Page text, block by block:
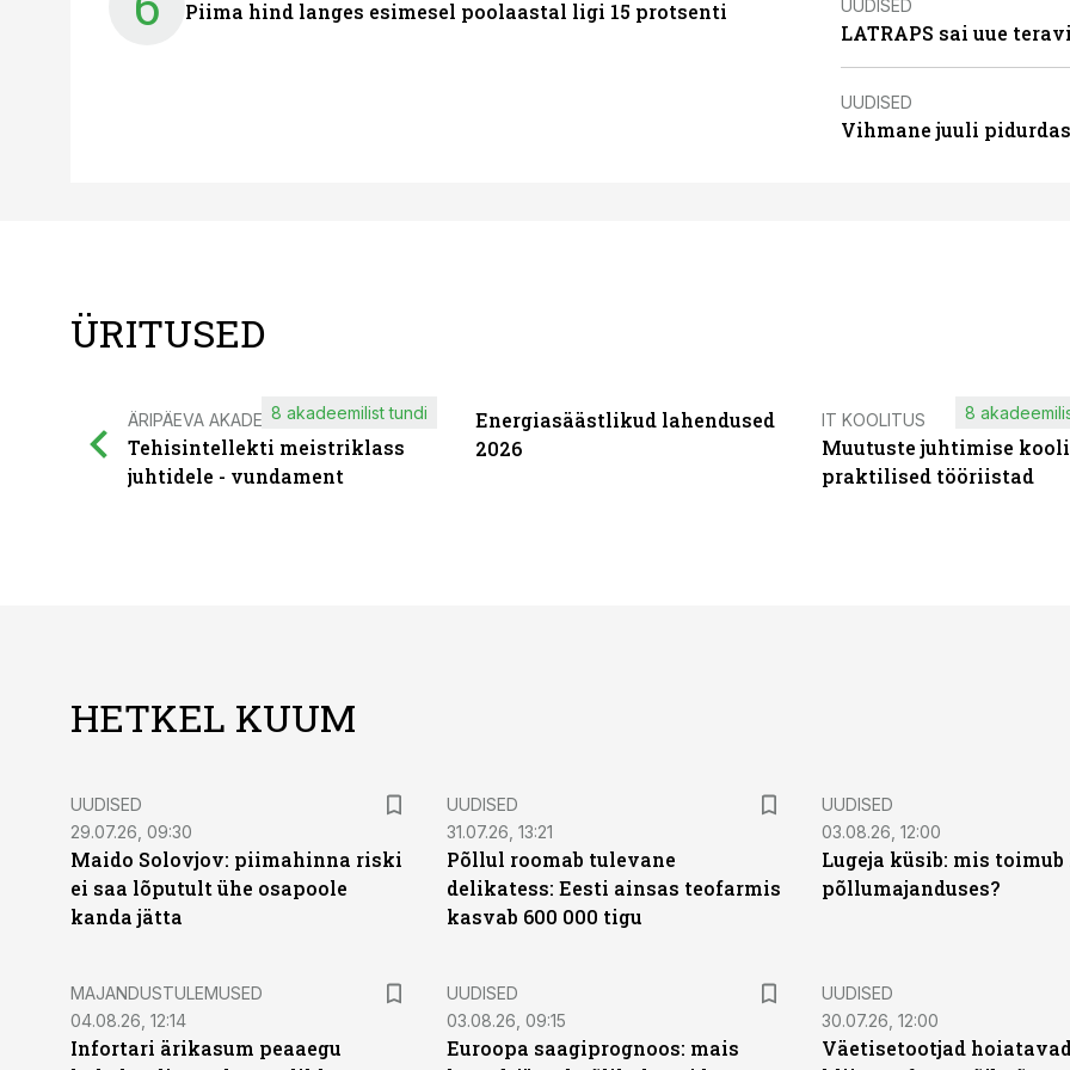
Piima hind langes esimesel poolaastal ligi 15 protsenti UUDISED
LATRAPS sai uue
UUDISED
Vihmane juuli
ÜRITUSED
ÄRIPÄEVA AKADEEMIA
Tehisintellekti meistriklass
juhtidele - vundament
8 akadeemilist tundi
Energiasäästlikud lahendused
2026
IT KOOLITUS
Muutuste juhtimise
praktilised tööriistad
8
HETKEL KUUM
UUDISED
29.07.26, 09:30
Maido Solovjov: piimahinna riski
ei saa lõputult ühe osapoole
kanda jätta
UUDISED
31.07.26, 13:21
Põllul roomab tulevane
delikatess: Eesti ainsas teofarmis
kasvab 600 000 tigu
UUDISED
03.08.26, 12:00
Lugeja küsib: mis
põllumajanduses?
MAJANDUSTULEMUSED
04.08.26, 12:14
Infortari ärikasum peaaegu
UUDISED
03.08.26, 09:15
Euroopa saagiprognoos: mais
UUDISED
30.07.26, 12:00
Väetisetootjad